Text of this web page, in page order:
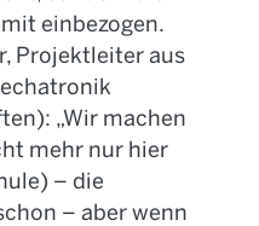
einbezogen.
Projektleiter aus
„Wir machen
mehr nur hier
– die
– aber wenn